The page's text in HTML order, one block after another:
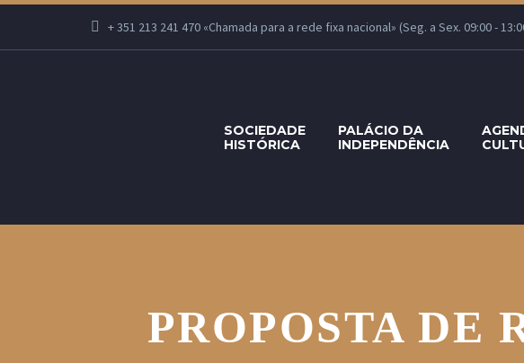
+ 351 213 241 470 «Chamada para a rede fixa nacional» (Seg. a Sex. 09:00 -
SOCIEDADE
HISTÓRICA
PALÁCIO DA
INDEPENDÊNCIA
PROPOSTA DE